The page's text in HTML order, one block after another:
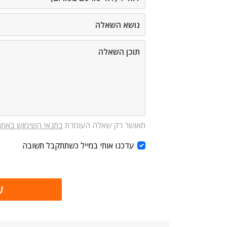
תאושר רק שאלה העומדת בתנאי השימוש
עדכנו אותי במייל כשתתקבל תשובה